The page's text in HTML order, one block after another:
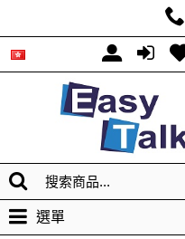
選單